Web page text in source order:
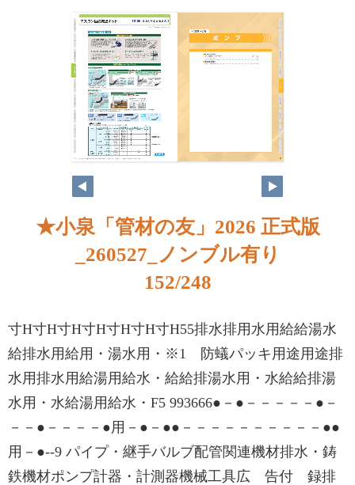
★小泉「管材の友」2026 正式版
_260527_ノンブル有り
152/248
寸H寸H寸H寸H寸H寸H寸H55排水排用水用給給湯水
給排水用給用・湯水用・※1 防蟻パッキ用途用途排
水用排水用給湯用給水・給給排湯水用・水給給排湯
水用・水給湯用給水・F5 993666●－●－－－－－●－
－－●－－－－●用－●－●●－－－－－－－－－－●●
用－●--9 パイプ・継手バルブ配管関連機材排水・鋳
鉄機材ポンプ計器・計測器機械工具広 告付 録排